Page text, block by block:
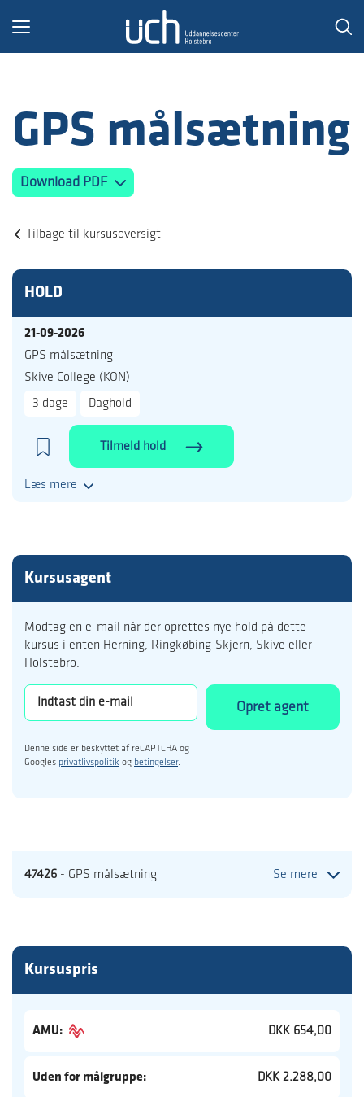
Toggle
GPS målsætning
Download PDF
Tilbage til kursusoversigt
HOLD
21-09-2026
GPS målsætning
Skive College (KON)
3 dage
Daghold
Tilmeld hold
Læs mere
Kursusagent
Modtag en e-mail når der oprettes nye hold på dette
kursus i enten Herning, Ringkøbing-Skjern, Skive eller
Holstebro.
Opret agent
Denne side er beskyttet af reCAPTCHA og
Googles privatlivspolitik og betingelser.
47426 - GPS målsætning Se mere
Kursuspris
AMU: DKK 654,00
Uden for målgruppe: DKK 2.288,00